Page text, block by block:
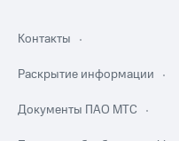
Контакты
Раскрытие информации
Документы ПАО МТС